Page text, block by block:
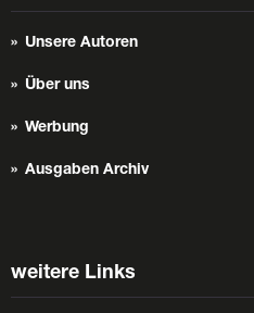
Unsere Autoren
Über uns
Werbung
Ausgaben Archiv
weitere Links